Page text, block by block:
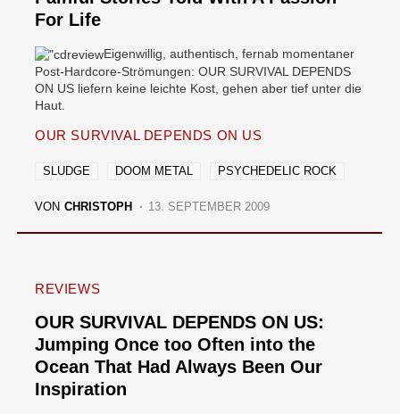
For Life
Eigenwillig, authentisch, fernab momentaner
Post-Hardcore-Strömungen: OUR SURVIVAL DEPENDS
ON US liefern keine leichte Kost, gehen aber tief unter die
Haut.
OUR SURVIVAL DEPENDS ON US
SLUDGE DOOM METAL PSYCHEDELIC ROCK
VON CHRISTOPH 13. SEPTEMBER 2009
REVIEWS
OUR SURVIVAL DEPENDS ON US:
Jumping Once too Often into the
Ocean That Had Always Been Our
Inspiration